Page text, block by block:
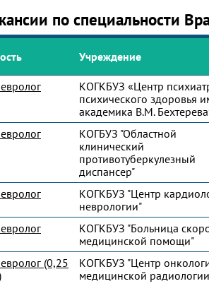
по специальности
Учреждение
КОГКБУЗ «Центр
психического здоровья
академика В.М.
КОГБУЗ "Областной
клинический
противотуберкулезный
диспансер"
КОГКБУЗ "Центр
неврологии"
КОГКБУЗ "Больница
медицинской помощи"
(0,25
КОГКБУЗ "Центр
медицинской